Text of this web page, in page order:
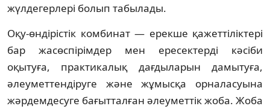
жүлдегерлері болып табылады.
Оқу-өндірістік комбинат — ерекше қажеттіліктері
бар жасөспірімдер мен ересектерді кәсіби
оқытуға, практикалық дағдыларын дамытуға,
әлеуметтендіруге және жұмысқа орналасуына
жәрдемдесуге бағытталған әлеуметтік жоба. Жоба